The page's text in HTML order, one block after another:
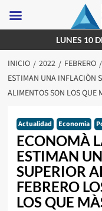
al
contenido
LUNES 10
INICIO 2022 FEBRERO
ESTIMAN UNA INFLACIÒN
ALIMENTOS SON LOS QUE
Actualidad Economia
ECONOMÀ
ESTIMAN
SUPERIOR
FEBRERO
LOS QUE